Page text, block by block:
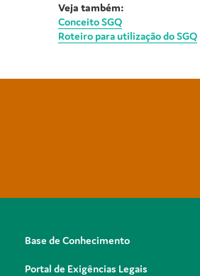
Veja também:
Conceito SGQ
Roteiro para utilização do SGQ
Base de Conhecimento
Portal de Exigências Legais